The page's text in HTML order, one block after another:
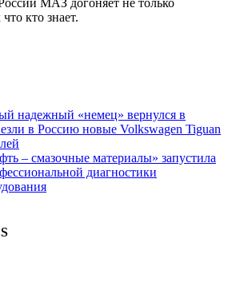
кто знает.
надежный «немец» вернулся в
в Россию новые Volkswagen Tiguan
– смазочные материалы» запустила
диагностики